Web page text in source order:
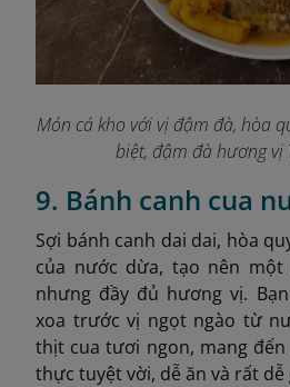
Món cá kho với vị đậm đà, hòa
biệt, đậm đà hương vị
9. Bánh canh cua
Sợi bánh canh dai dai, hòa
của nước dừa, tạo nên
nhưng đầy đủ hương vị.
xoa trước vị ngọt ngào từ
thịt cua tươi ngon, mang
thực tuyệt vời, dễ ăn và rất dễ